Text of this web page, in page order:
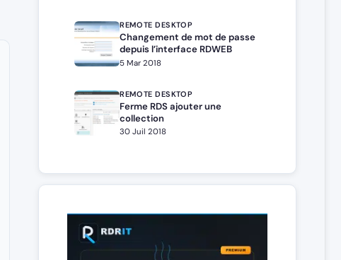
REMOTE DESKTOP
Changement de mot de passe
depuis l’interface RDWEB
5 Mar 2018
REMOTE DESKTOP
Ferme RDS ajouter une
collection
30 Juil 2018